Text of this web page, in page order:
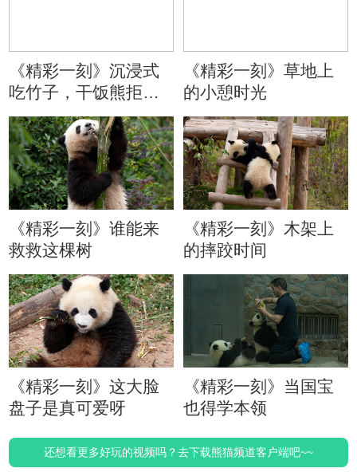
《精彩一刻》沉浸式
吃竹子，干饭熊拒绝
分心
《精彩一刻》草地上
的小憩时光
《精彩一刻》谁能来
救救这棵树
《精彩一刻》木架上
的摔跤时间
《精彩一刻》这大脸
盘子是真可爱呀
《精彩一刻》当国宝
也得学本领
还想看更多好玩的视频吗？去下载熊猫频道客户端吧~~